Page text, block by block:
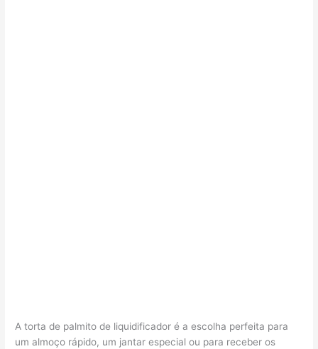
A torta de palmito de liquidificador é a escolha perfeita para
um almoço rápido, um jantar especial ou para receber os